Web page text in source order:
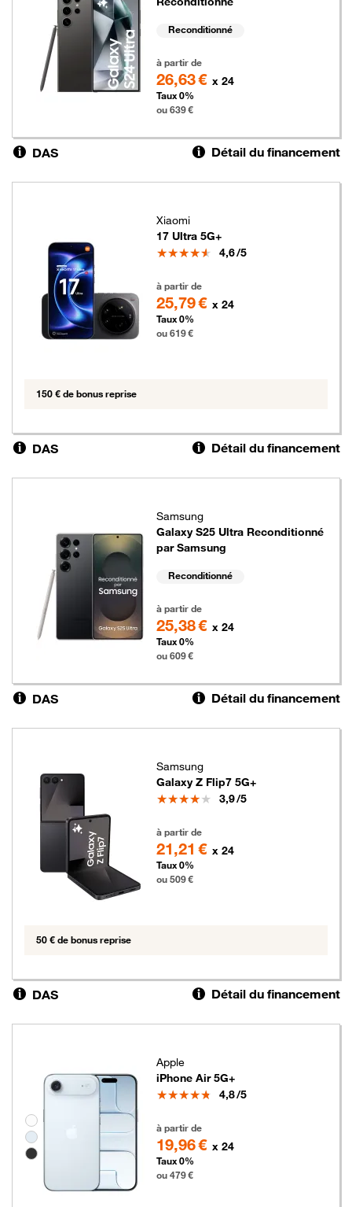
Reconditionné
à partir de
26,63 € x 24
Taux 0%
ou 639 €
DAS Détail du financement
Xiaomi
17 Ultra 5G+
Note
4,6/5
à partir de
25,79 € x 24
Taux 0%
ou 619 €
150 € de bonus reprise
DAS Détail du financement
Samsung
Galaxy S25 Ultra Reconditionné
par Samsung
Reconditionné
à partir de
25,38 € x 24
Taux 0%
ou 609 €
DAS Détail du financement
Samsung
Galaxy Z Flip7 5G+
Note
3,9/5
à partir de
21,21 € x 24
Taux 0%
ou 509 €
50 € de bonus reprise
DAS Détail du financement
Groupe de couleurs disponibles non sélectionnables
Apple
iPhone Air 5G+
Note
4,8/5
à partir de
19,96 € x 24
Taux 0%
ou 479 €